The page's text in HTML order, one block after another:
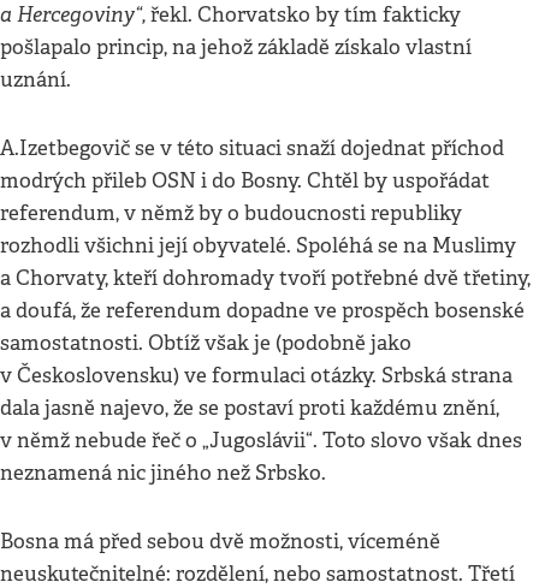
a Hercegoviny“,řekl. Chorvatsko by tím fakticky
pošlapalo princip, na jehož základě získalo vlastní
uznání.
A.Izetbegovič se v této situaci snaží dojednat příchod
modrých přileb OSN i do Bosny. Chtěl by uspořádat
referendum, v němž by o budoucnosti republiky
rozhodli všichni její obyvatelé. Spoléhá se na Muslimy
a Chorvaty, kteří dohromady tvoří potřebné dvě třetiny,
a doufá, že referendum dopadne ve prospěch bosenské
samostatnosti. Obtíž však je (podobně jako
v Československu) ve formulaci otázky. Srbská strana
dala jasně najevo, že se postaví proti každému znění,
v němž nebude řeč o „Jugoslávii“. Toto slovo však dnes
neznamená nic jiného než Srbsko.
Bosna má před sebou dvě možnosti, víceméně
neuskutečnitelné: rozdělení, nebo samostatnost. Třetí